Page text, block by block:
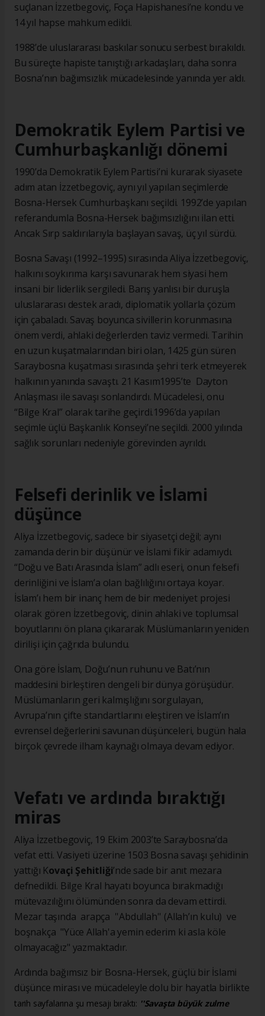
suçlanan İzzetbegoviç, Foça Hapishanesi’ne kondu ve
14 yıl hapse mahkum edildi.
1988’de uluslararası baskılar sonucu serbest bırakıldı.
Bu süreçte hapiste tanıştığı arkadaşları, daha sonra
Bosna’nın bağımsızlık mücadelesinde yanında yer aldı.
Demokratik Eylem Partisi ve
Cumhurbaşkanlığı dönemi
1990’da Demokratik Eylem Partisi’ni kurarak siyasete
adım atan İzzetbegoviç, aynı yıl yapılan seçimlerde
Bosna-Hersek Cumhurbaşkanı seçildi. 1992’de yapılan
referandumla Bosna-Hersek bağımsızlığını ilan etti.
Ancak Sırp saldırılarıyla başlayan savaş, üç yıl sürdü.
Bosna Savaşı (1992–1995) sırasında Aliya İzzetbegoviç,
halkını soykırıma karşı savunarak hem siyasi hem
insani bir liderlik sergiledi. Barış yanlısı bir duruşla
uluslararası destek aradı, diplomatik yollarla çözüm
için çabaladı. Savaş boyunca sivillerin korunmasına
önem verdi, ahlaki değerlerden taviz vermedi. Tarihin
en uzun kuşatmalarından biri olan, 1425 gün süren
Saraybosna kuşatması sırasında şehri terk etmeyerek
halkının yanında savaştı. 21 Kasım1995’te Dayton
Anlaşması ile savaşı sonlandırdı. Mücadelesi, onu
“Bilge Kral” olarak tarihe geçirdi.1996’da yapılan
seçimle üçlü Başkanlık Konseyi’ne seçildi. 2000 yılında
sağlık sorunları nedeniyle görevinden ayrıldı.
Felsefi derinlik ve İslami
düşünce
Aliya İzzetbegoviç, sadece bir siyasetçi değil; aynı
zamanda derin bir düşünür ve İslami fikir adamıydı.
“Doğu ve Batı Arasında İslam” adlı eseri, onun felsefi
derinliğini ve İslam’a olan bağlılığını ortaya koyar.
İslam’ı hem bir inanç hem de bir medeniyet projesi
olarak gören İzzetbegoviç, dinin ahlaki ve toplumsal
boyutlarını ön plana çıkararak Müslümanların yeniden
dirilişi için çağrıda bulundu.
Ona göre İslam, Doğu’nun ruhunu ve Batı’nın
maddesini birleştiren dengeli bir dünya görüşüdür.
Müslümanların geri kalmışlığını sorgulayan,
Avrupa’nın çifte standartlarını eleştiren ve İslam’ın
evrensel değerlerini savunan düşünceleri, bugün hala
birçok çevrede ilham kaynağı olmaya devam ediyor.
Vefatı ve ardında bıraktığı
miras
Aliya İzzetbegoviç, 19 Ekim 2003’te Saraybosna’da
vefat etti. Vasiyeti üzerine 1503 Bosna savaşı şehidinin
yattığı Kovaçi Şehitliği’nde sade bir anıt mezara
defnedildi. Bilge Kral hayatı boyunca bırakmadığı
mütevazılığını ölümünden sonra da devam ettirdi.
Mezar taşında arapça ''Abdullah'' (Allah’ın kulu) ve
boşnakça "Yüce Allah'a yemin ederim ki asla köle
olmayacağız" yazmaktadır.
Ardında bağımsız bir Bosna-Hersek, güçlü bir İslami
düşünce mirası ve mücadeleyle dolu bir hayatla birlikte
tarih sayfalarına şu mesajı bıraktı: ''Savaşta büyük zulme